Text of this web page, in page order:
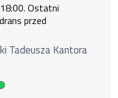
Ostatni
przed
Tadeusza Kantora